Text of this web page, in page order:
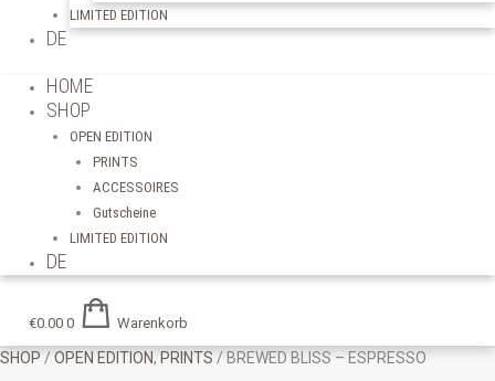
LIMITED EDITION
DE
HOME
SHOP
OPEN EDITION
PRINTS
ACCESSOIRES
Gutscheine
LIMITED EDITION
DE
€0.00 0 Warenkorb
SHOP /OPEN EDITION, PRINTS / BREWED BLISS – ESPRESSO